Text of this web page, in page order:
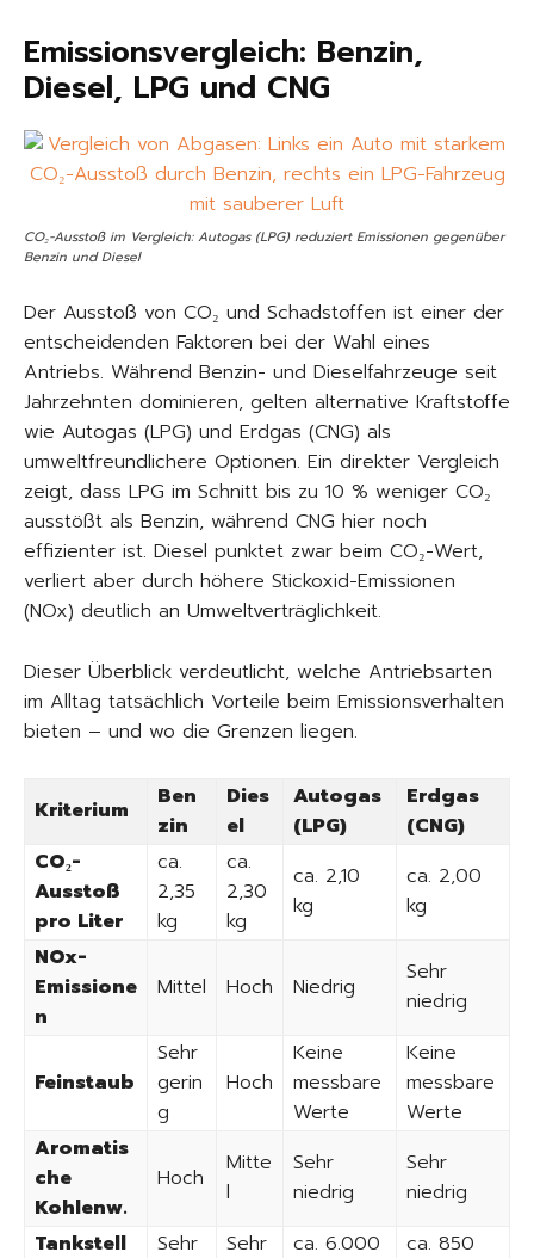
Emissionsvergleich: Benzin,
Diesel, LPG und CNG
CO₂-Ausstoß im Vergleich: Autogas (LPG) reduziert Emissionen gegenüber
Benzin und Diesel
Der Ausstoß von CO₂ und Schadstoffen ist einer der
entscheidenden Faktoren bei der Wahl eines
Antriebs. Während Benzin- und Dieselfahrzeuge seit
Jahrzehnten dominieren, gelten alternative Kraftstoffe
wie Autogas (LPG) und Erdgas (CNG) als
umweltfreundlichere Optionen. Ein direkter Vergleich
zeigt, dass LPG im Schnitt bis zu 10 % weniger CO₂
ausstößt als Benzin, während CNG hier noch
effizienter ist. Diesel punktet zwar beim CO₂-Wert,
verliert aber durch höhere Stickoxid-Emissionen
(NOx) deutlich an Umweltverträglichkeit.
Dieser Überblick verdeutlicht, welche Antriebsarten
im Alltag tatsächlich Vorteile beim Emissionsverhalten
bieten – und wo die Grenzen liegen.
Kriterium
Ben
zin
Dies
el
Autogas
(LPG)
Erdgas
(CNG)
CO₂-
Ausstoß
pro Liter
ca.
2,35
kg
ca.
2,30
kg
ca. 2,10
kg
ca. 2,00
kg
NOx-
Emissione
n
Mittel Hoch Niedrig
Sehr
niedrig
Feinstaub
Sehr
gerin
g
Hoch
Keine
messbare
Werte
Keine
messbare
Werte
Aromatis
che
Kohlenw.
Hoch
Mitte
l
Sehr
niedrig
Sehr
niedrig
Tankstell
Sehr
Sehr
ca. 6.000
ca. 850